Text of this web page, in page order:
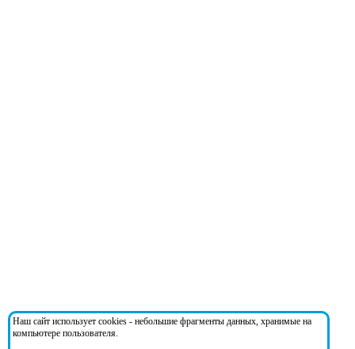
Наш сайт использует cookies - небольшие фрагменты данных, хранимые на
компьютере пользователя.